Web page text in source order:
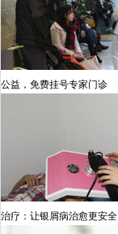
公益，免费挂号专家门诊
治疗：让银屑病治愈更安全